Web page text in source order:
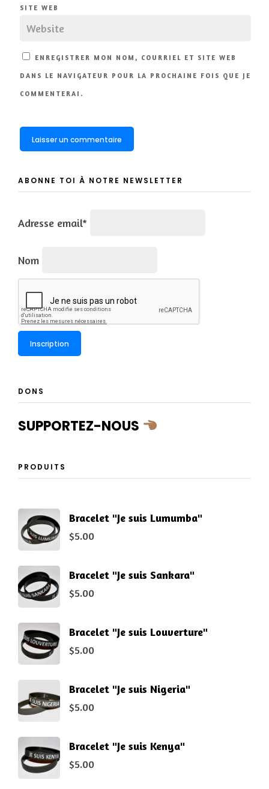
SITE WEB
ENREGISTRER MON NOM, COURRIEL ET SITE WEB
DANS LE NAVIGATEUR POUR LA PROCHAINE FOIS QUE JE
COMMENTERAI.
ABONNE TOI À NOTRE NEWSLETTER
Adresse email*
Nom
DONS
SUPPORTEZ-NOUS
PRODUITS
Bracelet "Je suis Lumumba"
$5.00
Bracelet "Je suis Sankara"
$5.00
Bracelet "Je suis Louverture"
$5.00
Bracelet "Je suis Nigeria"
$5.00
Bracelet "Je suis Kenya"
$5.00